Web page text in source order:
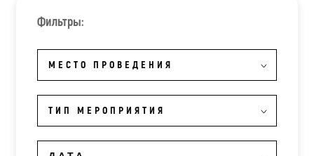
Фильтры:
МЕСТО ПРОВЕДЕНИЯ
ТИП МЕРОПРИЯТИЯ